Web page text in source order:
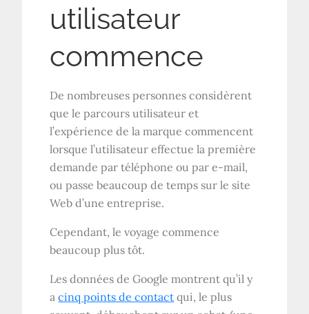
utilisateur
commence
De nombreuses personnes considèrent
que le parcours utilisateur et
l’expérience de la marque commencent
lorsque l’utilisateur effectue la première
demande par téléphone ou par e-mail,
ou passe beaucoup de temps sur le site
Web d’une entreprise.
Cependant, le voyage commence
beaucoup plus tôt.
Les données de Google montrent qu’il y
acinq points de contact qui, le plus